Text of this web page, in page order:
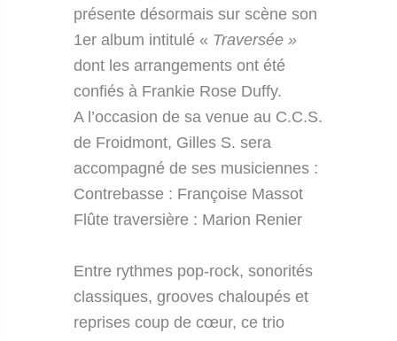
présente désormais sur scène son
1er album intitulé « Traversée »
dont les arrangements ont été
confiés à Frankie Rose Duffy.
A l’occasion de sa venue au C.C.S.
de Froidmont, Gilles S. sera
accompagné de ses musiciennes :
Contrebasse : Françoise Massot
Flûte traversière : Marion Renier
Entre rythmes pop-rock, sonorités
classiques, grooves chaloupés et
reprises coup de cœur, ce trio